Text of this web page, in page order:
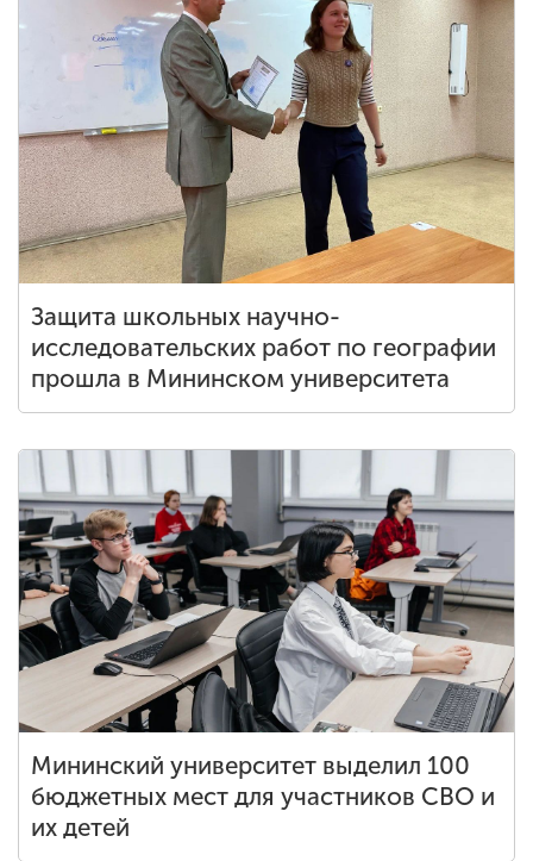
Защита школьных научно-
исследовательских работ по географии
прошла в Мининском университета
Мининский университет выделил 100
бюджетных мест для участников СВО и
их детей